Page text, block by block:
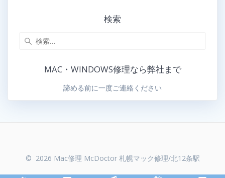
検索
MAC・WINDOWS修理なら弊社まで
諦める前に一度ご連絡ください
© 2026 Mac修理 McDoctor 札幌マック修理/北12条駅